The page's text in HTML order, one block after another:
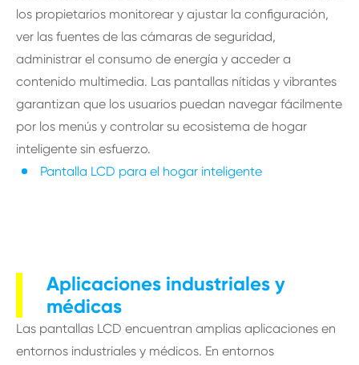
los propietarios monitorear y ajustar la configuración,
ver las fuentes de las cámaras de seguridad,
administrar el consumo de energía y acceder a
contenido multimedia. Las pantallas nítidas y vibrantes
garantizan que los usuarios puedan navegar fácilmente
por los menús y controlar su ecosistema de hogar
inteligente sin esfuerzo.
Pantalla LCD para el hogar inteligente
Aplicaciones industriales y
médicas
Las pantallas LCD encuentran amplias aplicaciones en
entornos industriales y médicos. En entornos